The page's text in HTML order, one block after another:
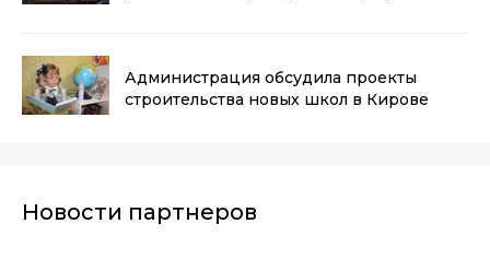
Администрация обсудила проекты
строительства новых школ в Кирове
Новости партнеров